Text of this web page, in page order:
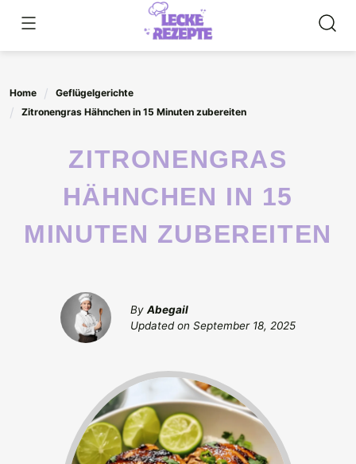
content
Home
Geflügelgerichte
Zitronengras Hähnchen in 15 Minuten zubereiten
ZITRONENGRAS
HÄHNCHEN IN 15
MINUTEN ZUBEREITEN
By Abegail
Updated on September 18, 2025